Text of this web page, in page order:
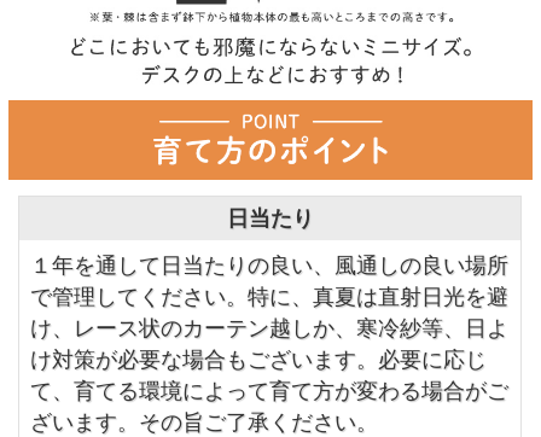
日当たり
１年を通して日当たりの良い、風通しの良い場所
で管理してください。特に、真夏は直射日光を避
け、レース状のカーテン越しか、寒冷紗等、日よ
け対策が必要な場合もございます。必要に応じ
て、育てる環境によって育て方が変わる場合がご
ざいます。その旨ご了承ください。